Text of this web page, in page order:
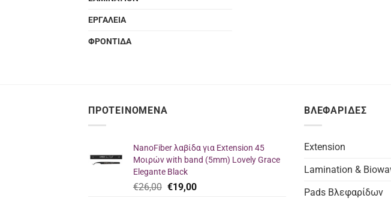
ΕΡΓΑΛΕΙΑ
ΦΡΟΝΤΙΔΑ
ΠΡΟΤΕΙΝΌΜΕΝΑ
NanoFiber λαβίδα για Extension 45
Μοιρών with band (5mm) Lovely Grace
Elegante Black
€26,00 Original
€19,00Η
ΒΛΕΦΑΡΙΔΕΣ
Extension
Lamination &
Pads Βλεφαρίδων